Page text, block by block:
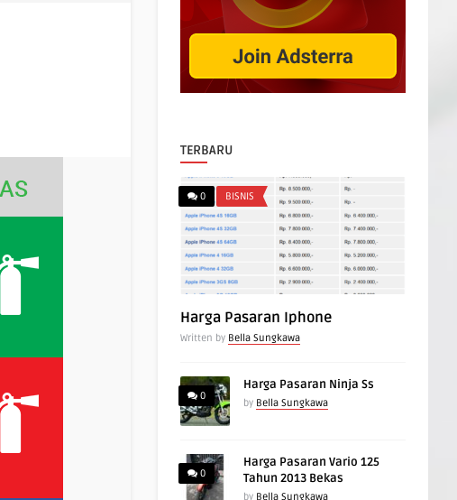
TERBARU
0 BISNIS
Harga Pasaran Iphone
Written by Bella Sungkawa
0
Harga Pasaran Ninja Ss
by Bella Sungkawa
0
Harga Pasaran Vario 125
Tahun 2013 Bekas
by Bella Sungkawa